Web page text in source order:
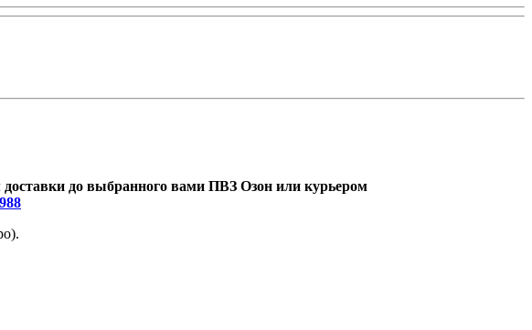
доставки до выбранного вами ПВЗ Озон или курьером